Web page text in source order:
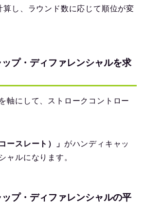
算し、ラウンド数に応じて順位が変
プ・ディファレンシャルを求
軸にして、ストロークコントロー
ースレート）」 がハンディキャッ
ャルになります。
プ・ディファレンシャルの平